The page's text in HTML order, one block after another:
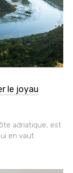
le joyau
adriatique, est
en vaut